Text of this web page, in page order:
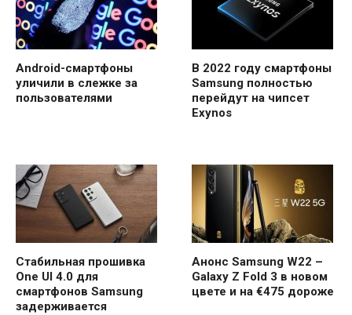
Android-смартфоны
уличили в слежке за
пользователями
В 2022 году смартфоны
Samsung полностью
перейдут на чипсет
Exynos
Стабильная прошивка
One UI 4.0 для
смартфонов Samsung
задерживается
Анонс Samsung W22 –
Galaxy Z Fold 3 в новом
цвете и на €475 дороже